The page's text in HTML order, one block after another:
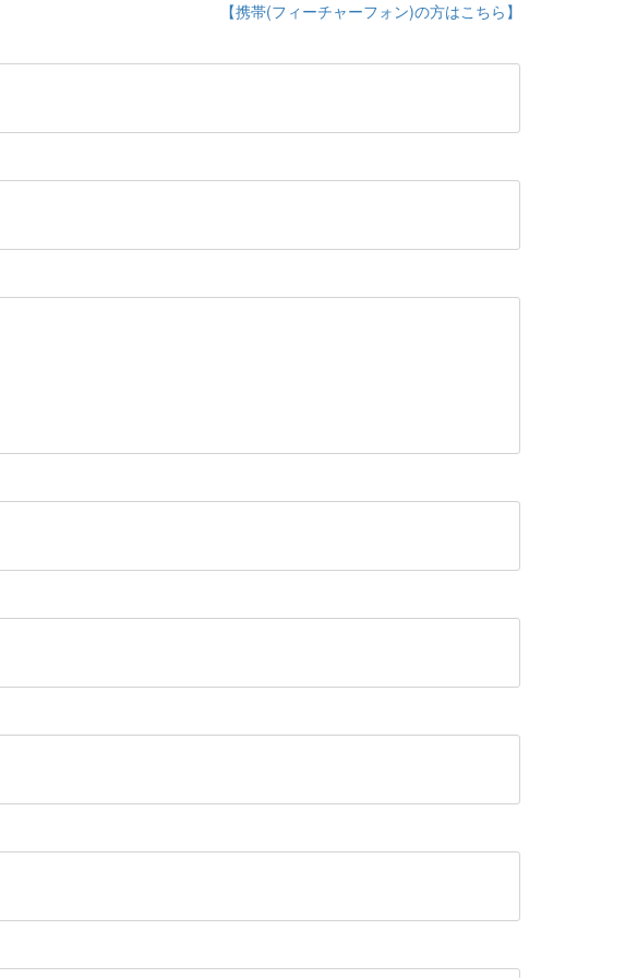
【携帯(フィーチャーフォン)の方はこちら】